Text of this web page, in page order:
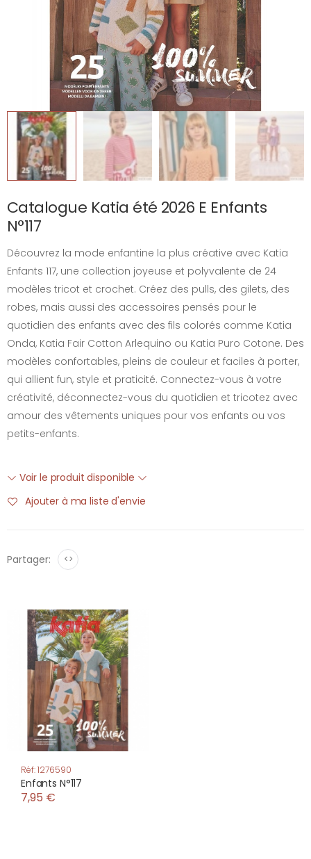
Catalogue Katia été 2026 E Enfants
N°117
Découvrez la mode enfantine la plus créative avec Katia
Enfants 117, une collection joyeuse et polyvalente de 24
modèles tricot et crochet. Créez des pulls, des gilets, des
robes, mais aussi des accessoires pensés pour le
quotidien des enfants avec des fils colorés comme Katia
Onda, Katia Fair Cotton Arlequino ou Katia Puro Cotone. Des
modèles confortables, pleins de couleur et faciles à porter,
qui allient fun, style et praticité. Connectez-vous à votre
créativité, déconnectez-vous du quotidien et tricotez avec
amour des vêtements uniques pour vos enfants ou vos
petits-enfants.
Voir le produit disponible
Ajouter à ma liste d'envie
Partager: <>
Réf: 1276590
Enfants N°117
7,95 €